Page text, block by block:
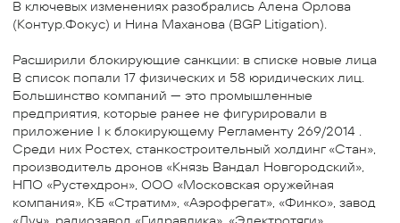
В ключевых изменениях разобрались Алена Орлова
(Контур.Фокус) и Нина Маханова (BGP Litigation).
Расширили блокирующие санкции: в списке новые лица
В список попали 17 физических и 58 юридических лиц.
Большинство компаний — это промышленные
предприятия, которые ранее не фигурировали в
приложение I к блокирующему Регламенту 269/2014 .
Среди них Ростех, станкостроительный холдинг «Стан»,
производитель дронов «Князь Вандал Новгородский»,
НПО «Рустехдрон», ООО «Московская оружейная
компания», КБ «Стратим», «Аэрофрегат», «Финко», завод